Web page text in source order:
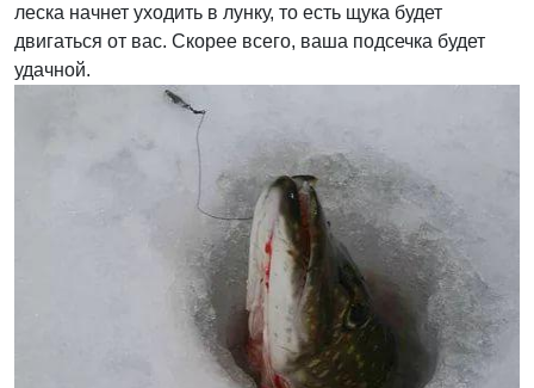
леска начнет уходить в лунку, то есть щука будет
двигаться от вас. Скорее всего, ваша подсечка будет
удачной.